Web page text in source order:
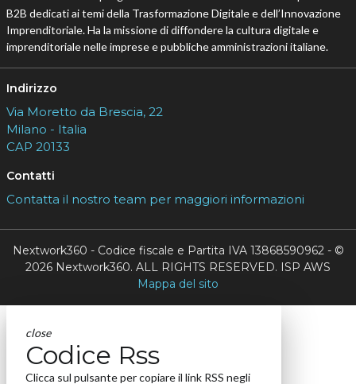
B2B dedicati ai temi della Trasformazione Digitale e dell’Innovazione
Imprenditoriale. Ha la missione di diffondere la cultura digitale e
imprenditoriale nelle imprese e pubbliche amministrazioni italiane.
Indirizzo
Via Moretto da Brescia, 22
Milano - Italia
CAP 20133
Contatti
Contatta il nostro team per maggiori informazioni
Nextwork360 - Codice fiscale e Partita IVA 13868590962 - ©
2026 Nextwork360. ALL RIGHTS RESERVED. ISP AWS
Mappa del sito
close
Codice Rss
Clicca sul pulsante per copiare il link RSS negli